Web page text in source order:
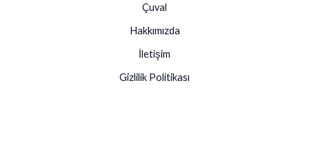
Çuval
Hakkımızda
İletişim
Gizlilik Politikası